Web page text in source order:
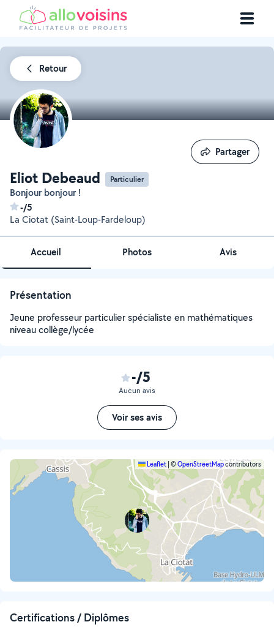
Retour
Eliot Debeaud Particulier
Bonjour bonjour !
-/5
La Ciotat (Saint-Loup-Fardeloup)
Partager
Partager
Accueil Photos Avis
Présentation
Jeune professeur particulier spécialiste en mathématiques
niveau collège/lycée
-/5
Aucun avis
Voir ses avis
Leaflet ©OpenStreetMapcontributors
Certifications / Diplômes